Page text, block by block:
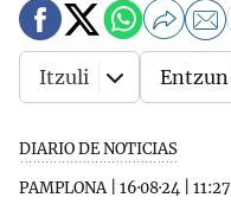
DIARIO DE NOTICIAS
PAMPLONA| 16·08·24 11:27
Itzuli Entzun